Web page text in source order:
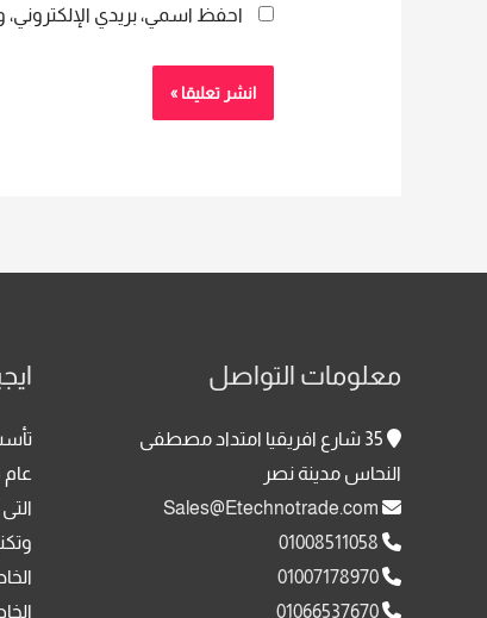
احفظ اسمي، بريدي
معلومات التواصل
35 شارع افريقيا امتداد مصطفى
النحاس مدينة نصر
01008511058
01007178970
01066537670